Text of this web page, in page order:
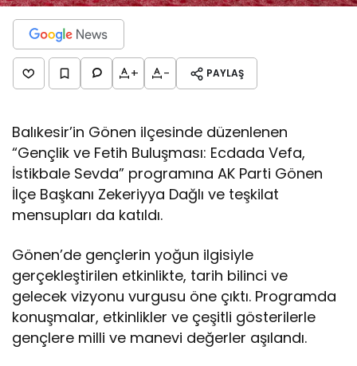
+ - PAYLAŞ
Balıkesir’in Gönen ilçesinde düzenlenen
“Gençlik ve Fetih Buluşması: Ecdada Vefa,
İstikbale Sevda” programına AK Parti Gönen
İlçe Başkanı Zekeriyya Dağlı ve teşkilat
mensupları da katıldı.
Gönen’de gençlerin yoğun ilgisiyle
gerçekleştirilen etkinlikte, tarih bilinci ve
gelecek vizyonu vurgusu öne çıktı. Programda
konuşmalar, etkinlikler ve çeşitli gösterilerle
gençlere milli ve manevi değerler aşılandı.